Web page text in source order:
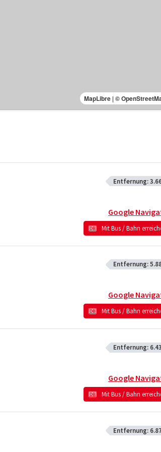
MapLibre | ©
Entfernung:
Google
Mit Bus / Bahn
Entfernung:
Google
Mit Bus / Bahn
Entfernung:
Google
Mit Bus / Bahn
Entfernung: